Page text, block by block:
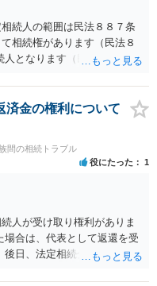
続人の範囲は民法８８７条
相続権があります（民法８
人となります（民法８９０
えて「おじ又はおば」にも
済金の権利について
間の相続トラブル
役にたった 1
人が受け取り権利がありま
合は、代表として返還を受
後日、法定相続分に基づいて